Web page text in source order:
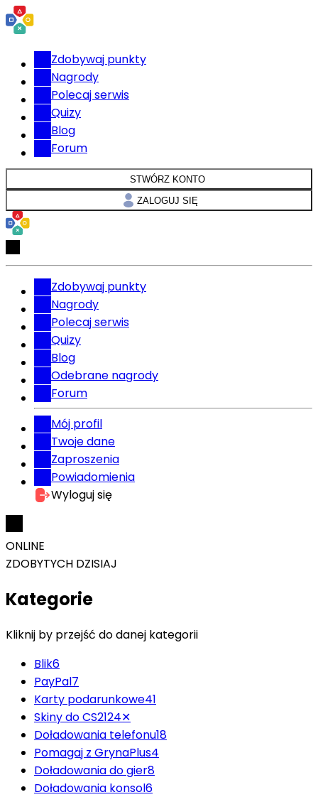
Zdobywaj punkty
Nagrody
Polecaj serwis
Quizy
Blog
Forum
STWÓRZ KONTO
ZALOGUJ SIĘ
Zdobywaj punkty
Nagrody
Polecaj serwis
Quizy
Blog
Odebrane nagrody
Forum
Mój profil
Twoje dane
Zaproszenia
Powiadomienia
Wyloguj się
ONLINE
ZDOBYTYCH DZISIAJ
Kategorie
Kliknij by przejść do danej kategorii
Blik6
PayPal7
Karty podarunkowe41
Skiny do CS2124✕
Doładowania telefonu18
Pomagaj z GrynaPlus4
Doładowania do gier8
Doładowania konsol6